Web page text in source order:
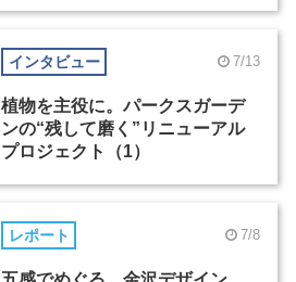
インタビュー 7/13
植物を主役に。パークスガーデ
ンの“残して磨く”リニューアル
プロジェクト（1）
レポート 7/8